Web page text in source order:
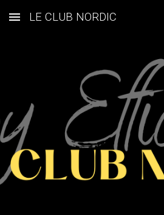
Skip to main content
LE CLUB NORDIC